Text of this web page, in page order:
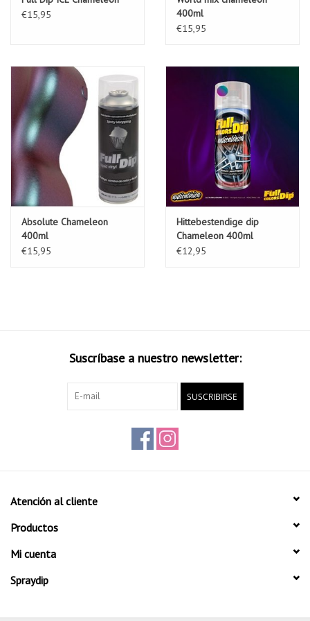
Se puede limpiar con la mayoria de jabones, y resiste agua, barro,
Para su correcta aplicación vea nuestro turorial de instalación.
€15,95
400ml
€15,95
Absolute Chameleon
400ml
€15,95
Hittebestendige dip
Chameleon 400ml
€12,95
Suscríbase a nuestro newsletter:
SUSCRIBIRSE
Atención al cliente
Productos
Mi cuenta
Spraydip